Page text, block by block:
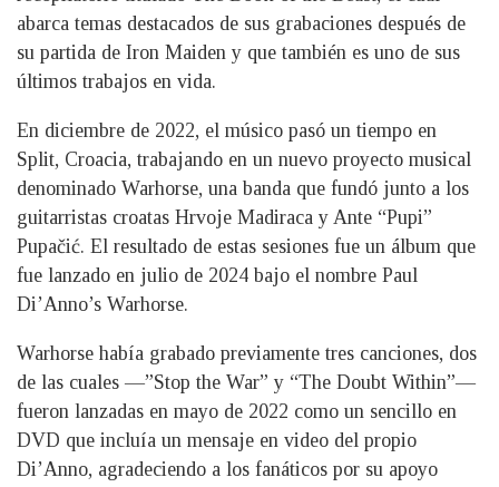
abarca temas destacados de sus grabaciones después de
su partida de Iron Maiden y que también es uno de sus
últimos trabajos en vida.
En diciembre de 2022, el músico pasó un tiempo en
Split, Croacia, trabajando en un nuevo proyecto musical
denominado Warhorse, una banda que fundó junto a los
guitarristas croatas Hrvoje Madiraca y Ante “Pupi”
Pupačić. El resultado de estas sesiones fue un álbum que
fue lanzado en julio de 2024 bajo el nombre Paul
Di’Anno’s Warhorse.
Warhorse había grabado previamente tres canciones, dos
de las cuales —”Stop the War” y “The Doubt Within”—
fueron lanzadas en mayo de 2022 como un sencillo en
DVD que incluía un mensaje en video del propio
Di’Anno, agradeciendo a los fanáticos por su apoyo